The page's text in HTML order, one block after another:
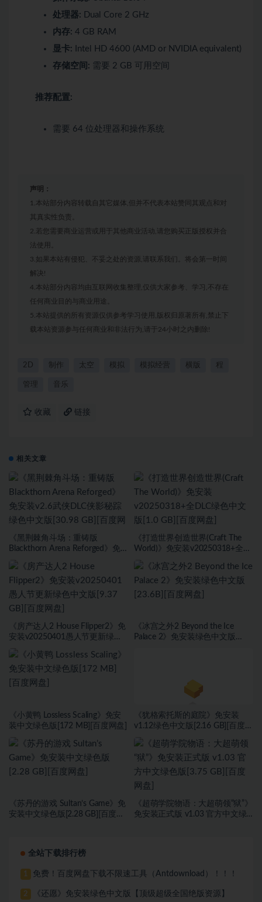
处理器: Dual Core 2 GHz
内存: 4 GB RAM
显卡: Intel HD 4600 (AMD or NVIDIA equivalent)
存储空间: 需要 2 GB 可用空间
推荐配置:
需要 64 位处理器和操作系统
声明：
1.本站部分内容转载自其它媒体,但并不代表本站赞同其观点和对
其真实性负责。
2.若您需要商业运营或用于其他商业活动,请您购买正版授权并合
法使用。
3.如果本站有侵犯、不妥之处的资源,请联系我们。将会第一时间
解决!
4.本站部分内容均由互联网收集整理,仅供大家参考、学习,不存在
任何商业目的与商业用途。
5.本站提供的所有资源仅供参考学习使用,版权归原著所有,禁止下
载本站资源参与任何商业和非法行为,请于24小时之内删除!
2D 制作 太空 模拟 模拟经营 横版 程
管理 音乐
收藏 链接
相关文章
《黑荆棘角斗场：重铸版
Blackthorn Arena Reforged》免
文版[30.98 GB][百度网盘]
《打造世界创造世界(Craft The
World)》免安装v20250318+全
盘]
《房产达人2 House Flipper2》免
安装v20250401愚人节更新绿色
《冰宫之外2 Beyond the Ice
Palace 2》免安装绿色中文版
《小黄鸭 Lossless Scaling》免安
装中文绿色版[172 MB][百度网盘]
《犹格索托斯的庭院》免安装
v1.12绿色中文版[2.16 GB][百度网
《苏丹的游戏 Sultan’s Game》免
安装中文绿色版[2.28 GB][百度网
《超萌学院物语：大超萌领“狱”》
免安装正式版 v1.03 官方中文绿
全站下载排行榜
1 免费！百度网盘下载不限速工具（Antdownload）！！！
2
《还愿》免安装绿色中文版【顶级超级全国绝版资源】